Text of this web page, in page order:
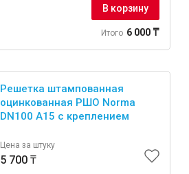
В корзину
Итого 6 000 ₸
Решетка штампованная
оцинкованная РШО Norma
DN100 A15 с креплением
Цена за штуку
5 700 ₸